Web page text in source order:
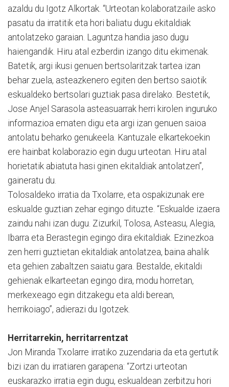
azaldu du Igotz Alkortak. “Urteotan kolaboratzaile asko
pasatu da irratitik eta hori baliatu dugu ekitaldiak
antolatzeko garaian. Laguntza handia jaso dugu
haiengandik. Hiru atal ezberdin izango ditu ekimenak.
Batetik, argi ikusi genuen bertsolaritzak tartea izan
behar zuela, asteazkenero egiten den bertso saiotik
eskualdeko bertsolari guztiak pasa direlako. Bestetik,
Jose Anjel Sarasola asteasuarrak herri kirolen inguruko
informazioa ematen digu eta argi izan genuen saioa
antolatu beharko genukeela. Kantuzale elkartekoekin
ere hainbat kolaborazio egin dugu urteotan. Hiru atal
horietatik abiatuta hasi ginen ekitaldiak antolatzen”,
gaineratu du.
Tolosaldeko irratia da Txolarre, eta ospakizunak ere
eskualde guztian zehar egingo dituzte. “Eskualde izaera
zaindu nahi izan dugu. Zizurkil, Tolosa, Asteasu, Alegia,
Ibarra eta Berastegin egingo dira ekitaldiak. Ezinezkoa
zen herri guztietan ekitaldiak antolatzea, baina ahalik
eta gehien zabaltzen saiatu gara. Bestalde, ekitaldi
gehienak elkarteetan egingo dira, modu horretan,
merkexeago egin ditzakegu eta aldi berean,
herrikoiago”, adierazi du Igotzek.
Herritarrekin, herritarrentzat
Jon Miranda Txolarre irratiko zuzendaria da eta gertutik
bizi izan du irratiaren garapena: “Zortzi urteotan
euskarazko irratia egin dugu, eskualdean zerbitzu hori